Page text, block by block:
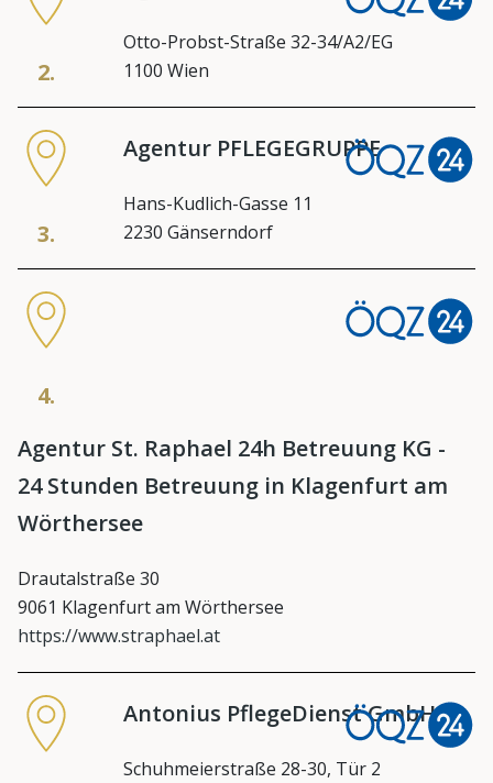
2.
Otto-Probst-Straße 32-34/A2/EG
1100 Wien
3.
Agentur PFLEGEGRUPPE
Hans-Kudlich-Gasse 11
2230 Gänserndorf
4.
Agentur St. Raphael 24h Betreuung KG -
24 Stunden Betreuung in Klagenfurt am
Wörthersee
Drautalstraße 30
9061 Klagenfurt am Wörthersee
https://www.straphael.at
Antonius PflegeDienst GmbH
Schuhmeierstraße 28-30, Tür 2